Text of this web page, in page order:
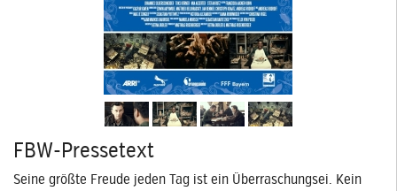
FBW-Pressetext
Seine größte Freude jeden Tag ist ein Überraschungsei. Kein